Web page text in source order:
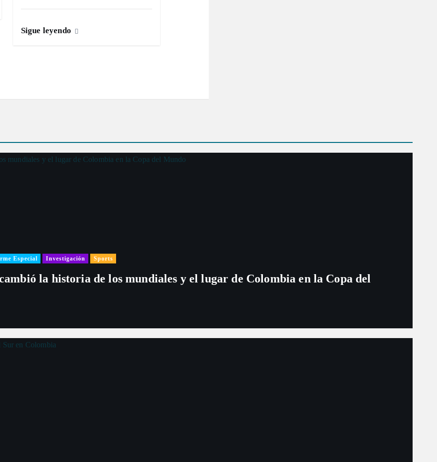
Sigue leyendo
Especial Investigación Sports
la historia de los mundiales y el lugar de Colombia en la Copa del